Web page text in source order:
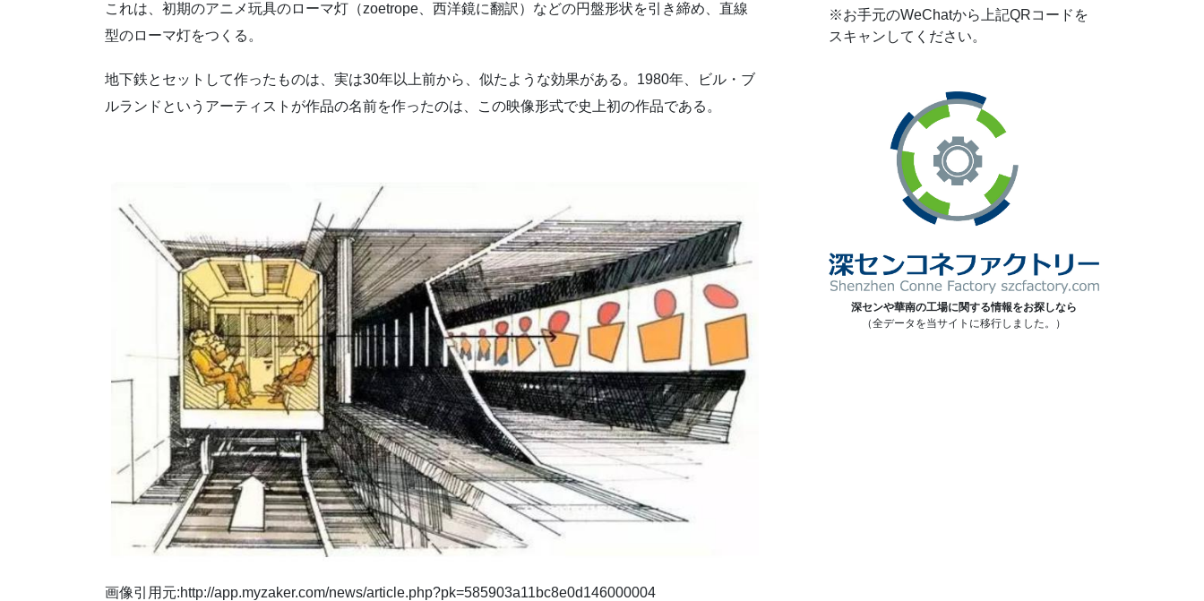
これは、初期のアニメ玩具のローマ灯（zoetrope、西洋鏡に翻訳）などの円盤形状を引き締め、直線
型のローマ灯をつくる。
地下鉄とセットして作ったものは、実は30年以上前から、似たような効果がある。1980年、ビル・ブ
ルランドというアーティストが作品の名前を作ったのは、この映像形式で史上初の作品である。
画像引用元:http://app.myzaker.com/news/article.php?pk=585903a11bc8e0d146000004
※お手元のWeChatから上記QRコードを
スキャンしてください。
深センや華南の工場に関する情報をお探しなら
（全データを当サイトに移行しました。）